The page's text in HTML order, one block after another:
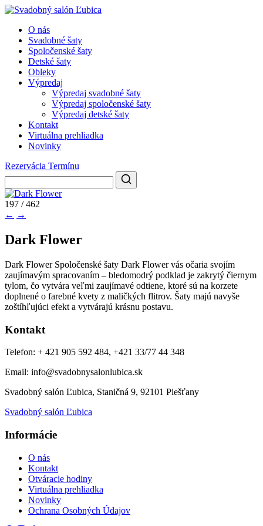
O nás
Svadobné šaty
Spoločenské šaty
Detské šaty
Obleky
Výpredaj
Výpredaj svadobné šaty
Výpredaj spoločenské šaty
Výpredaj detské šaty
Kontakt
Virtuálna prehliadka
Novinky
Rezervácia Termínu
197 / 462
← →
Dark Flower
Dark Flower Spoločenské šaty Dark Flower vás očaria svojím
zaujímavým spracovaním – bledomodrý podklad je zakrytý čiernym
tylom, čo vytvára veľmi zaujímavé odtiene, ktoré sú na korzete
doplnené o farebné kvety z maličkých flitrov. Šaty majú navyše
zoštíhľujúci efekt a vytvárajú krásnu postavu.
Kontakt
Telefon: + 421 905 592 484, +421 33/77 44 348
Email: info@svadobnysalonlubica.sk
Svadobný salón Ľubica, Staničná 9, 92101 Piešťany
Svadobný salón Ľubica
Informácie
O nás
Kontakt
Otváracie hodiny
Virtuálna prehliadka
Novinky
Ochrana Osobných Údajov